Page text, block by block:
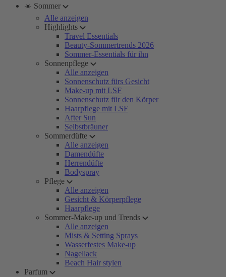
☀️ Sommer
Alle anzeigen
Highlights
Travel Essentials
Beauty-Sommertrends 2026
Sommer-Essentials für ihn
Sonnenpflege
Alle anzeigen
Sonnenschutz fürs Gesicht
Make-up mit LSF
Sonnenschutz für den Körper
Haarpflege mit LSF
After Sun
Selbstbräuner
Sommerdüfte
Alle anzeigen
Damendüfte
Herrendüfte
Bodyspray
Pflege
Alle anzeigen
Gesicht & Körperpflege
Haarpflege
Sommer-Make-up und Trends
Alle anzeigen
Mists & Setting Sprays
Wasserfestes Make-up
Nagellack
Beach Hair stylen
Parfum